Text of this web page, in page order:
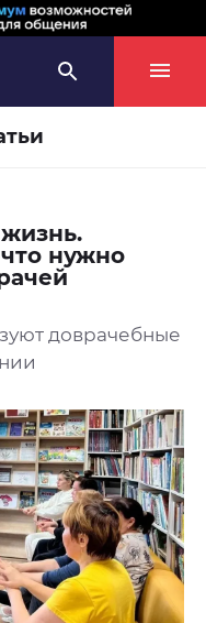
нужно
доврачебные